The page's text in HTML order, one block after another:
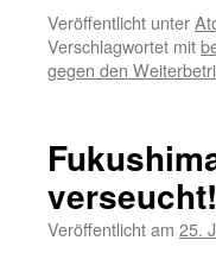
Veröffentlicht unter
Verschlagwortet mit
gegen den
verseucht!
Veröffentlicht am 25.